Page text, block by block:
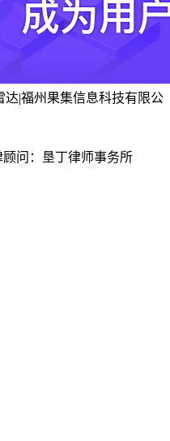
达|福州果集信息科技有限公
顾问：垦丁律师事务所